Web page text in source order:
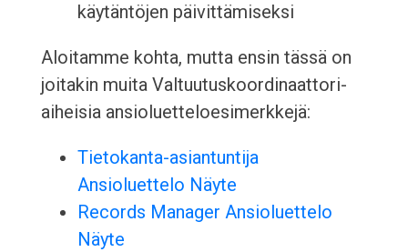
käytäntöjen päivittämiseksi
Aloitamme kohta, mutta ensin tässä on
joitakin muita Valtuutuskoordinaattori-
aiheisia ansioluetteloesimerkkejä:
Tietokanta-asiantuntija
Ansioluettelo Näyte
Records Manager Ansioluettelo
Näyte